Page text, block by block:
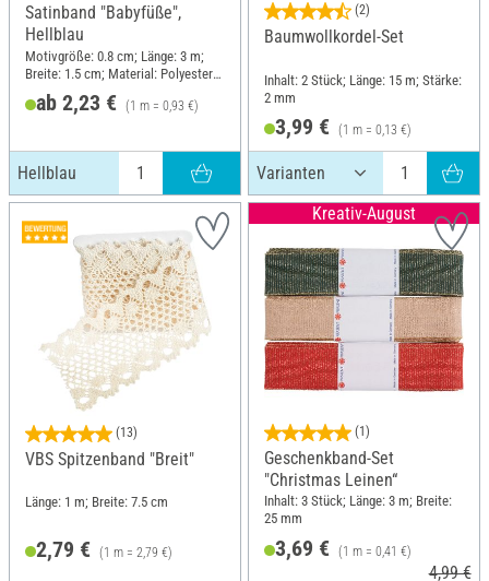
Satinband "Babyfüße",
Hellblau
Motivgröße: 0.8 cm; Länge: 3 m;
Breite: 1.5 cm; Material: Polyester
(PES)
ab 2,23 € (1 m = 0,93 €)
Hellblau
(2)
Baumwollkordel-Set
Inhalt: 2 Stück; Länge: 15 m; Stärke:
2 mm
3,99 € (1 m = 0,13 €)
(13)
VBS Spitzenband "Breit"
Länge: 1 m; Breite: 7.5 cm
2,79 € (1 m = 2,79 €)
Kreativ-August
(1)
Geschenkband-Set
"Christmas Leinen“
Inhalt: 3 Stück; Länge: 3 m; Breite:
25 mm
3,69 € (1 m = 0,41 €)
4,99 €